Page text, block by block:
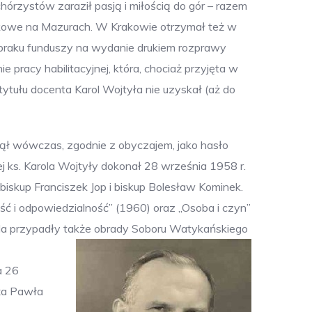
zaraził pasją i miłością do gór – razem
na Mazurach. W Krakowie otrzymał też w
funduszy na wydanie drukiem rozprawy
pracy habilitacyjnej, która, chociaż przyjęta w
docenta Karol Wojtyła nie uzyskał (aż do
wówczas, zgodnie z obyczajem, jako hasło
ks. Karola Wojtyły dokonał 28 września 1958 r.
Franciszek Jop i biskup Bolesław Kominek.
i odpowiedzialność” (1960) oraz „Osoba i czyn”
przypadły także obrady Soboru Watykańskiego
26
Pawła